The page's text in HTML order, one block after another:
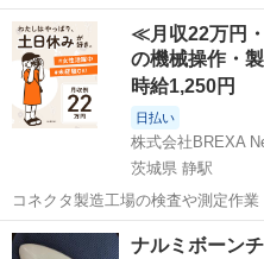
群馬 伊勢崎市 伊勢崎駅
≪月収22万円
の機械操作・
時給1,250円
日払い
株式会社BREXA
茨城県 静駅
コネクタ製造工場の検査や測定作
日128日★クリーンルーム内作業★
★就業先食堂利用可！日払い制度あり
茨城 常陸大宮市 静駅
ナルミボーン